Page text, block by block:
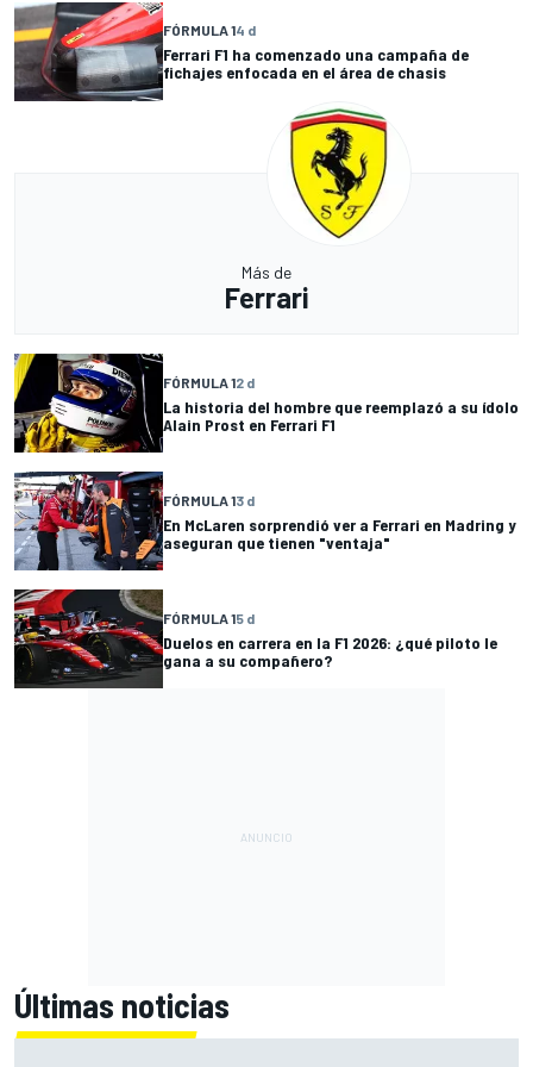
FÓRMULA 14 d
Ferrari F1 ha comenzado una campaña de
fichajes enfocada en el área de chasis
Más de
Ferrari
FÓRMULA 12 d
La historia del hombre que reemplazó a su ídolo
Alain Prost en Ferrari F1
FÓRMULA 13 d
En McLaren sorprendió ver a Ferrari en Madring y
aseguran que tienen "ventaja"
FÓRMULA 15 d
Duelos en carrera en la F1 2026: ¿qué piloto le
gana a su compañero?
Últimas noticias